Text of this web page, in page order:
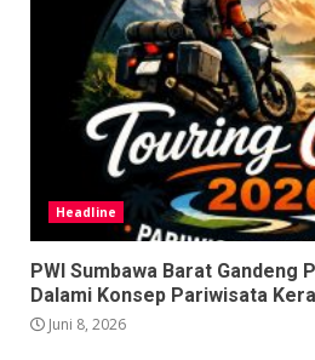
Headline
PWI Sumbawa Barat Gandeng
Dalami Konsep Pariwisata
Juni 8, 2026